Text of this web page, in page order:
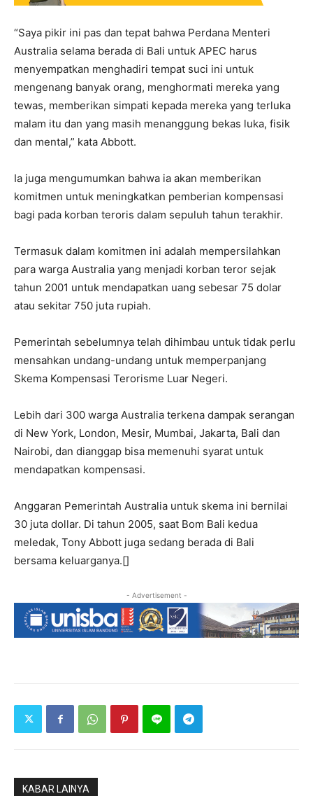
“Saya pikir ini pas dan tepat bahwa Perdana Menteri
Australia selama berada di Bali untuk APEC harus
menyempatkan menghadiri tempat suci ini untuk
mengenang banyak orang, menghormati mereka yang
tewas, memberikan simpati kepada mereka yang terluka
malam itu dan yang masih menanggung bekas luka, fisik
dan mental,” kata Abbott.
Ia juga mengumumkan bahwa ia akan memberikan
komitmen untuk meningkatkan pemberian kompensasi
bagi pada korban teroris dalam sepuluh tahun terakhir.
Termasuk dalam komitmen ini adalah mempersilahkan
para warga Australia yang menjadi korban teror sejak
tahun 2001 untuk mendapatkan uang sebesar 75 dolar
atau sekitar 750 juta rupiah.
Pemerintah sebelumnya telah dihimbau untuk tidak perlu
mensahkan undang-undang untuk memperpanjang
Skema Kompensasi Terorisme Luar Negeri.
Lebih dari 300 warga Australia terkena dampak serangan
di New York, London, Mesir, Mumbai, Jakarta, Bali dan
Nairobi, dan dianggap bisa memenuhi syarat untuk
mendapatkan kompensasi.
Anggaran Pemerintah Australia untuk skema ini bernilai
30 juta dollar. Di tahun 2005, saat Bom Bali kedua
meledak, Tony Abbott juga sedang berada di Bali
bersama keluarganya.[]
- Advertisement -
KABAR LAINYA